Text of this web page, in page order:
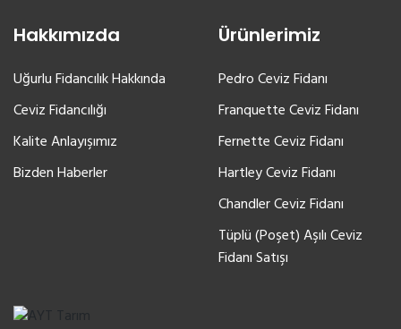
Hakkımızda
Uğurlu Fidancılık Hakkında
Ceviz Fidancılığı
Kalite Anlayışımız
Bizden Haberler
Ürünlerimiz
Pedro Ceviz Fidanı
Franquette Ceviz Fidanı
Fernette Ceviz Fidanı
Hartley Ceviz Fidanı
Chandler Ceviz Fidanı
Tüplü (Poşet) Aşılı Ceviz
Fidanı Satışı